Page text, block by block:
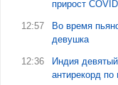
прирост COVID
12:57
Во время
девушка
12:36
Индия
антирекорд по